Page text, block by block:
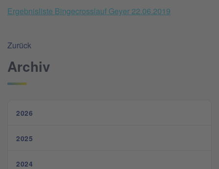
Ergebnisliste Bingecrosslauf Geyer 22.06.2019
Zurück
Archiv
2026
2025
2024